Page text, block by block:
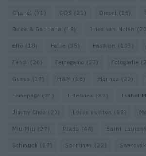
Chanel (71) COS (21) Diesel (16)
Dolce & Gabbana (18) Dries van Noten
Etro (18) Falke (35) Fashion (103)
Fendi (26) Ferragamo (27) Fotografie
Guess (17) H&M (18) Hermes (20)
homepage (71) Interview (82) Isabel
Jimmy Choo (20) Louis Vuitton (58)
Miu Miu (27) Prada (44) Saint Laurent
Schmuck (17) Sportmax (22)